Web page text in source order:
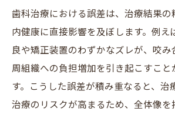
歯科誤差が生活に及ぼす影
歯科誤差による長期的な問
治療の許容範囲を理解するため
歯科での許容誤差が示す意
歯科治療における正常な誤
歯科治療における誤差は、治療結果の
内健康に直接影響を及ぼします。例え
良や矯正装置のわずかなズレが、咬
周組織への負担増加を引き起こすこと
す。こうした誤差が積み重なると、治
治療のリスクが高まるため、全体像